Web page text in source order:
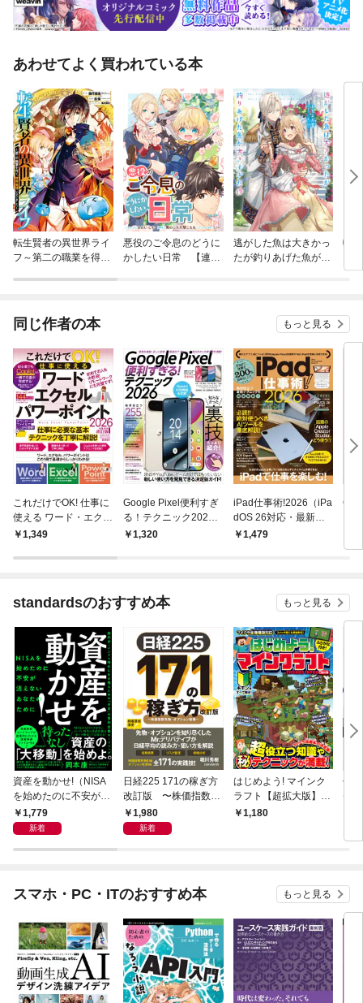
リのインストールやわかりにくい通知の設定も手厚く解説。 生成AIのGem
inやスマホ決済に利用するGoogle Payもしっかり解説しています。 ◎Sect
よく使うアプリの操作ガイド。 基本操作や設定のポイント、使いこなしの
ヒントも満載。 ◎Section 03 Pixel活用テクニック Pixelをもっと便利に快
のコツ、おすすめアプリ さらに、Pixelならではの先進的な機能を解説し
ています。 ◎Section 04 トラブル解決総まとめ 調子が悪い、アプリが起
動しない、Pixelを紛失した…など 起こりがちなトラブルを完全解決。
あわせてよく買われている本
転生賢者の異世界ライ
フ～第二の職業を得
悪役のご令息のどうに
かしたい日常 【連載
逃がした魚は大きかっ
たが釣りあげた魚が大
転
ま
同じ作者の本 もっと見る
これだけでOK! 仕事に
使える ワード・エクセ
ル・パワーポイント 2
版（144ページの大ボ
り！）
1,349
Google Pixel便利すぎ
る！テクニック2026
（知らなかった使い方
1,320
iPad仕事術!2026（iPa
dOS 26対応・最新
版！）
1,479
に
standardsのおすすめ本 もっと見る
資産を動かせ!（NISA
を始めたのに不安が消
えないあなたのために
——超円安・インフレ
「お金」の質的変換ロ
1,779
新着
日経225 171の稼ぎ方
改訂版 〜株価指数先
物・オプション投資〜
(日経平均株価で取
1,980
新着
はじめよう! マインク
ラフト【超拡大版】〜
マイクラ攻略本の決定
1,180
仕
ゼ
料
数
スマホ・PC・ITのおすすめ本 もっと見る